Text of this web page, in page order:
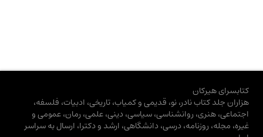
کتابسرای هیرکان
هزاران جلد کتاب نادر، نو، قدیمی و کمیاب، تاریخی، ادبیات، فلسفه،
اجتماعی، هنری، روانشناسی، سیاسی، دینی، علمی، رمان، عمومی و
غیره، مجله، روزنامه، درسی، دانشگاهی، ارشد و دکترا، ارسال به سراسر